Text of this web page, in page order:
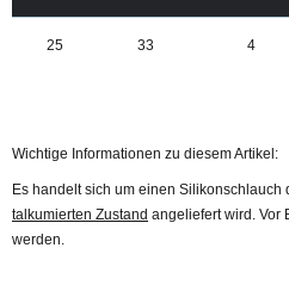
25 33 4
Wichtige Informationen zu diesem Artikel:
Es handelt sich um einen Silikonschlauch
talkumierten Zustand angeliefert wird. Vor
werden.